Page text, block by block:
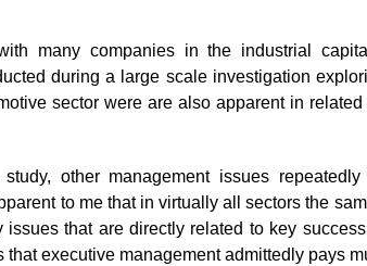
many companies in the industrial
during a large scale investigation
sector were are also apparent in related
other management issues
to me that in virtually all sectors the
issues that are directly related to key
that executive management admittedly pays